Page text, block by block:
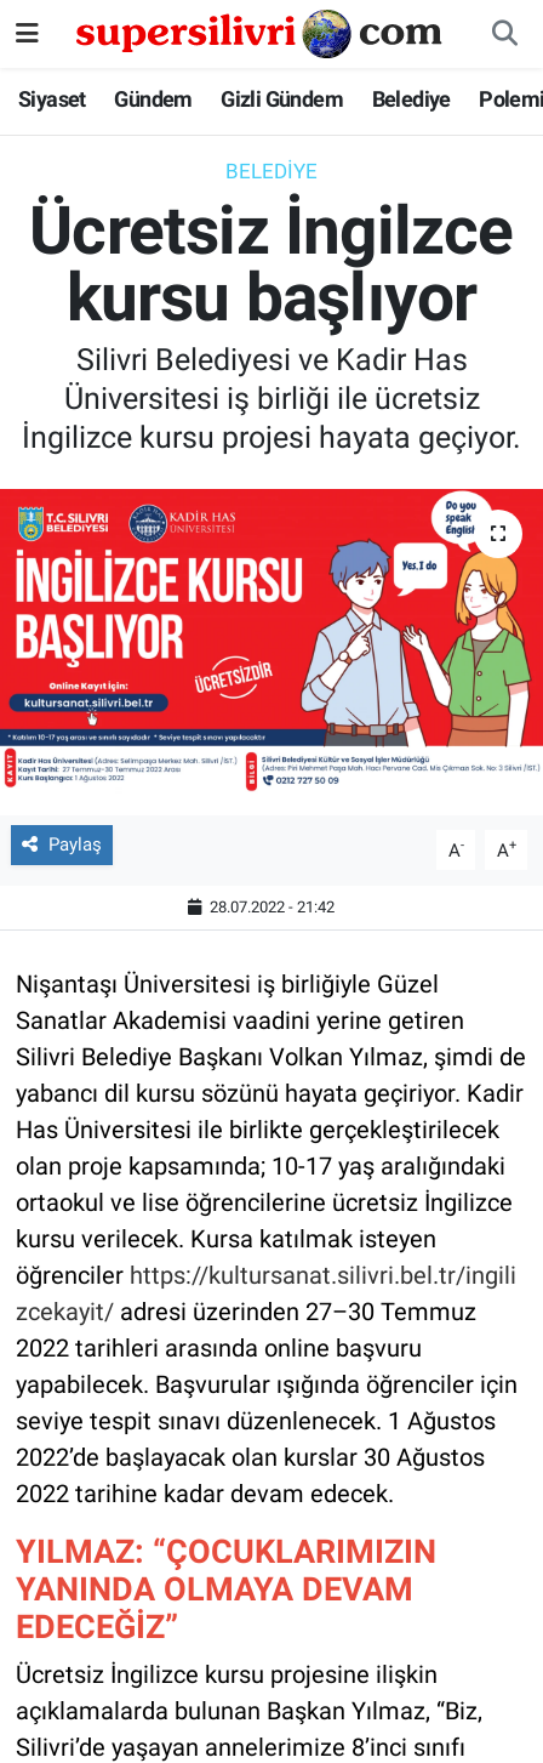
Siyaset Gündem Gizli Gündem Belediye
BELEDIYE
Ücretsiz İngilzce
kursu başlıyor
Silivri Belediyesi ve Kadir Has
Üniversitesi iş birliği ile ücretsiz
İngilizce kursu projesi hayata geçiyor.
Paylaş A- A+
28.07.2022 - 21:42
Nişantaşı Üniversitesi iş birliğiyle Güzel
Sanatlar Akademisi vaadini yerine getiren
Silivri Belediye Başkanı Volkan Yılmaz, şimdi de
yabancı dil kursu sözünü hayata geçiriyor. Kadir
Has Üniversitesi ile birlikte gerçekleştirilecek
olan proje kapsamında; 10-17 yaş aralığındaki
ortaokul ve lise öğrencilerine ücretsiz İngilizce
kursu verilecek. Kursa katılmak isteyen
öğrenciler https://kultursanat.silivri.bel.tr/ingili
zcekayit/adresi üzerinden 27–30 Temmuz
2022 tarihleri arasında online başvuru
yapabilecek. Başvurular ışığında öğrenciler için
seviye tespit sınavı düzenlenecek. 1 Ağustos
2022’de başlayacak olan kurslar 30 Ağustos
2022 tarihine kadar devam edecek.
YILMAZ: “ÇOCUKLARIMIZIN
YANINDA OLMAYA DEVAM
EDECEĞİZ”
Ücretsiz İngilizce kursu projesine ilişkin
açıklamalarda bulunan Başkan Yılmaz, “Biz,
Silivri’de yaşayan annelerimize 8’inci sınıfı
Siyaset
Gizli Gündem
Belediye
İstanbul Nöbetçi Eczaneler
İstanbul Namaz Vakitleri
İstanbul Trafik Yoğunluk Haritası
Süper Lig Puan Durumu ve Fikstür
Tüm Manşetler
Haber Arşivi